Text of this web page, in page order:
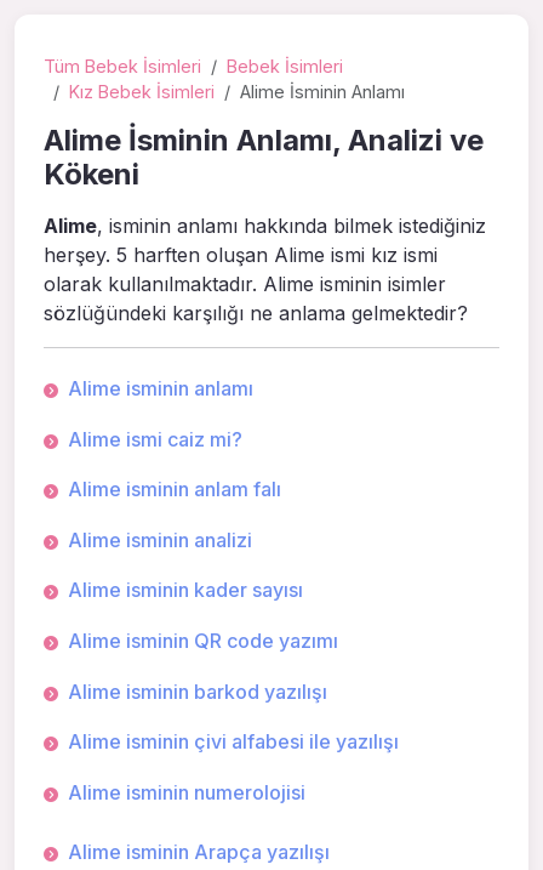
Tüm Bebek İsimleri
Bebek İsimleri
Kız Bebek İsimleri
Alime İsminin Anlamı
Alime İsminin Anlamı, Analizi ve
Kökeni
Alime, isminin anlamı hakkında bilmek istediğiniz
herşey. 5 harften oluşan Alime ismi kız ismi
olarak kullanılmaktadır. Alime isminin isimler
sözlüğündeki karşılığı ne anlama gelmektedir?
Alime isminin anlamı
Alime ismi caiz mi?
Alime isminin anlam falı
Alime isminin analizi
Alime isminin kader sayısı
Alime isminin QR code yazımı
Alime isminin barkod yazılışı
Alime isminin çivi alfabesi ile yazılışı
Alime isminin numerolojisi
Alime isminin Arapça yazılışı